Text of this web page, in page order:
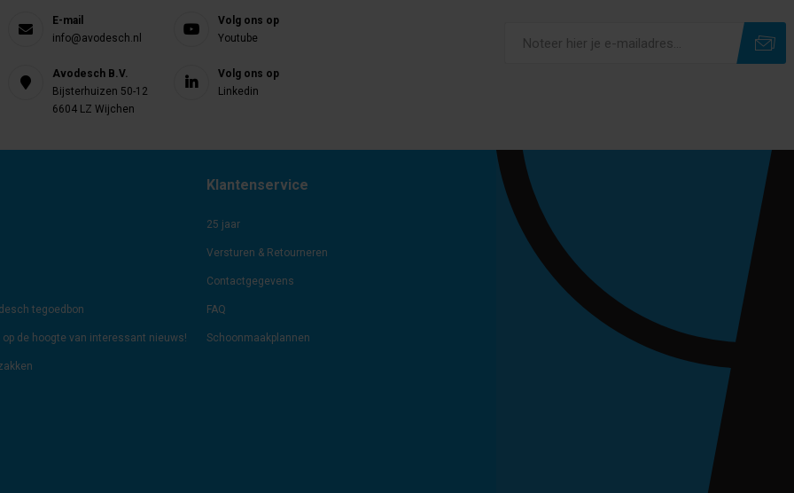
E-mail
info@avodesch.nl
Avodesch B.V.
Bijsterhuizen 50-12
6604 LZ Wijchen
Volg ons op
Youtube
Volg ons op
Linkedin
tegoedbon
op de hoogte van interessant nieuws!
Klantenservice
25 jaar
Versturen & Retourneren
Contactgegevens
FAQ
Schoonmaakplannen